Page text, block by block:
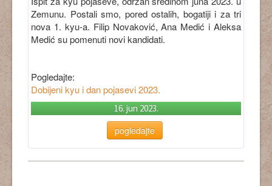
Zemunu. Postali smo, pored ostalih, bogatiji i za tri
nova 1. kyu-a. Filip Novaković, Ana Medić i Aleksa
Medić su pomenuti novi kandidati.
Pogledajte:
Dobijeni kyu i dan pojasevi 2023.
16. jun 2023.
pogledajte